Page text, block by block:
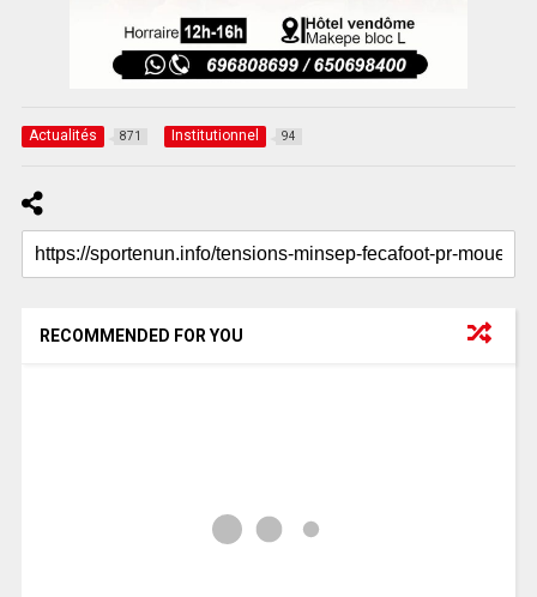
Actualités 871 Institutionnel 94
RECOMMENDED FOR YOU